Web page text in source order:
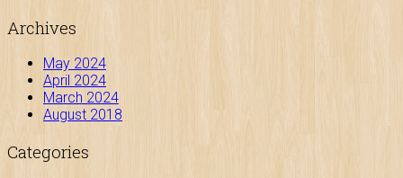
Archives
May 2024
April 2024
March 2024
August 2018
Categories